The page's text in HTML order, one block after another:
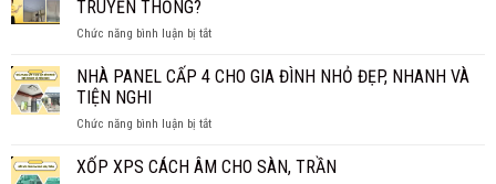
GIÁ
TIẾT
TIỀN
BÁO
NHẤT
TRUYỀN THỐNG?
Chức năng bình luận bị tắtở
NÊN
PANEL
NHIỆT
NHÀ PANEL CẤP 4 CHO GIA ĐÌNH NHỎ ĐẸP, NHANH VÀ
TIỆN NGHI
Chức năng bình luận bị tắtở
PANEL
XỐP XPS CÁCH ÂM CHO SÀN, TRẦN